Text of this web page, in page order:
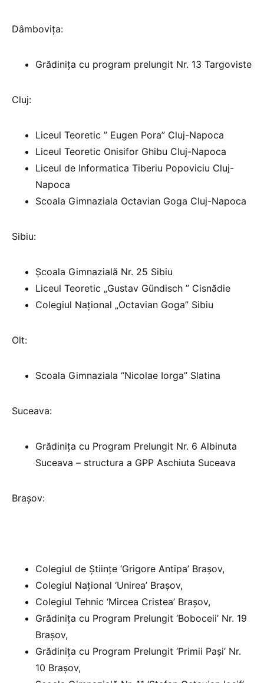
Dâmbovița:
Grădinița cu program prelungit Nr. 13 Targoviste
Cluj:
Liceul Teoretic ” Eugen Pora” Cluj-Napoca
Liceul Teoretic Onisifor Ghibu Cluj-Napoca
Liceul de Informatica Tiberiu Popoviciu Cluj-
Napoca
Scoala Gimnaziala Octavian Goga Cluj-Napoca
Sibiu:
Școala Gimnazială Nr. 25 Sibiu
Liceul Teoretic „Gustav Gündisch ” Cisnădie
Colegiul Național „Octavian Goga” Sibiu
Olt:
Scoala Gimnaziala “Nicolae Iorga” Slatina
Suceava:
Grădinița cu Program Prelungit Nr. 6 Albinuta
Suceava – structura a GPP Aschiuta Suceava
Brașov:
Colegiul de Științe ‘Grigore Antipa’ Brașov,
Colegiul Național ‘Unirea’ Brașov,
Colegiul Tehnic ‘Mircea Cristea’ Brașov,
Grădinița cu Program Prelungit ‘Boboceii’ Nr. 19
Brașov,
Grădinița cu Program Prelungit ‘Primii Pași’ Nr.
10 Brașov,